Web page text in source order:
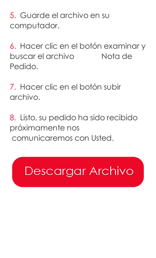
5. Guarde el archivo en su
computador.
6. Hacer clic en el botón examinar y
buscar el archivo Nota de
Pedido.
7. Hacer clic en el botón subir
archivo.
8. Listo, su pedido ha sido recibido
próximamente nos
comunicaremos con Usted.